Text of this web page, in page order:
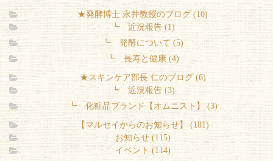
★発酵博士 永井教授のブログ (10)
┗ 近況報告 (1)
┗ 発酵について (5)
┗ 長寿と健康 (4)
★スキンケア部長 仁のブログ (6)
┗ 近況報告 (3)
┗ 化粧品ブランド【オムニスト】 (3)
【マルセイからのお知らせ】 (181)
お知らせ (115)
イベント (114)